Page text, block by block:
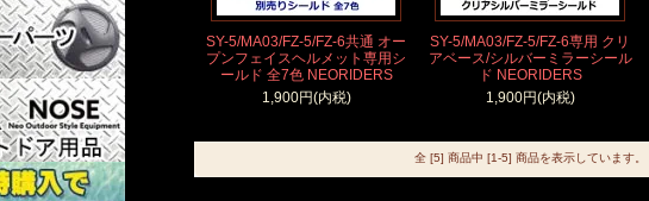
SY-5/MA03/FZ-5/FZ-6共通 オー
プンフェイスヘルメット専用シ
ールド 全7色 NEORIDERS
1,900円(内税)
SY-5/MA03/FZ-5/FZ-6専用 クリ
アベース/シルバーミラーシール
ド NEORIDERS
1,900円(内税)
全 [5] 商品中 [1-5] 商品を表示しています。